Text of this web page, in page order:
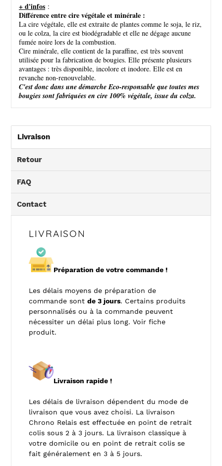
+ d'infos :
Différence entre cire végétale et minérale :
La cire végétale, elle est extraite de plantes comme le soja, le riz,
ou le colza, la cire est biodégradable et elle ne dégage aucune
fumée noire lors de la combustion.
Cire minérale, elle contient de la paraffine, est très souvent
utilisée pour la fabrication de bougies. Elle présente plusieurs
avantages : très disponible, incolore et inodore. Elle est en
revanche non-renouvelable.
C'est donc dans une démarche Eco-responsable que toutes mes
bougies sont fabriquées en cire 100% végétale, issue du colza.
Livraison
Retour
FAQ
Contact
LIVRAISON
Préparation de votre commande !
Les délais moyens de préparation de
commande sont de 3 jours. Certains produits
personnalisés ou à la commande peuvent
nécessiter un délai plus long. Voir fiche
produit.
Livraison rapide !
Les délais de livraison dépendent du mode de
livraison que vous avez choisi. La livraison
Chrono Relais est effectuée en point de retrait
colis sous 2 à 3 jours. La livraison classique à
votre domicile ou en point de retrait colis se
fait généralement en 3 à 5 jours.